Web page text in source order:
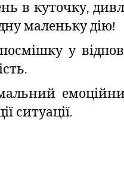
в куточку,
маленьку дію!
у
ситуації.